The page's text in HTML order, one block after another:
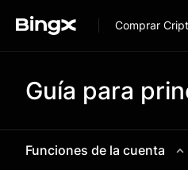
Comprar
Guía para
Funciones de la cuenta